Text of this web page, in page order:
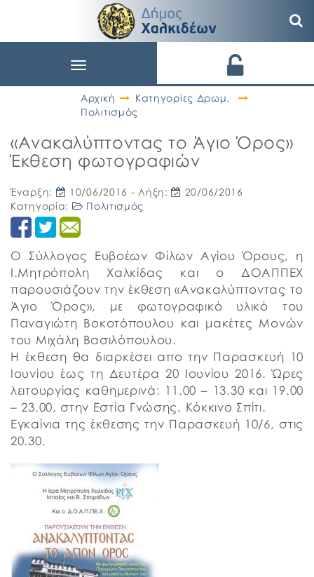
Toggle
Αρχική
Κατηγορίες Δρωμ.
Πολιτισμός
«Ανακαλύπτοντας το Άγιο Όρος»
Έκθεση φωτογραφιών
Έναρξη: 10/06/2016 - Λήξη:
20/06/2016
Κατηγορία:
Πολιτισμός
Ο Σύλλογος Ευβοέων Φίλων Αγίου Όρους, η
Ι.Μητρόπολη Χαλκίδας και ο ΔΟΑΠΠΕΧ
παρουσιάζουν την έκθεση «Ανακαλύπτοντας το
Άγιο Όρος», με φωτογραφικό υλικό του
Παναγιώτη Βοκοτόπουλου και μακέτες Μονών
του Μιχάλη Βασιλόπουλου.
Η έκθεση θα διαρκέσει απο την Παρασκευή 10
Ιουνίου έως τη Δευτέρα 20 Ιουνίου 2016. Ώρες
λειτουργίας καθημερινά: 11.00 – 13.30 και 19.00
– 23.00, στην Εστία Γνώσης, Κόκκινο Σπίτι.
Εγκαίνια της έκθεσης την Παρασκευή 10/6, στις
20.30.